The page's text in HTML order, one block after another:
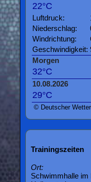
22°C
Luftdruck:
Niederschlag:
Windrichtung:
Geschwindigkeit:
Morgen
32°C
10.08.2026
29°C
© Deutscher
Trainingszeiten
Ort:
Schwimmhalle im